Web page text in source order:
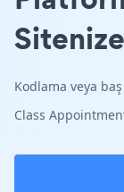
Kodlama veya
Class